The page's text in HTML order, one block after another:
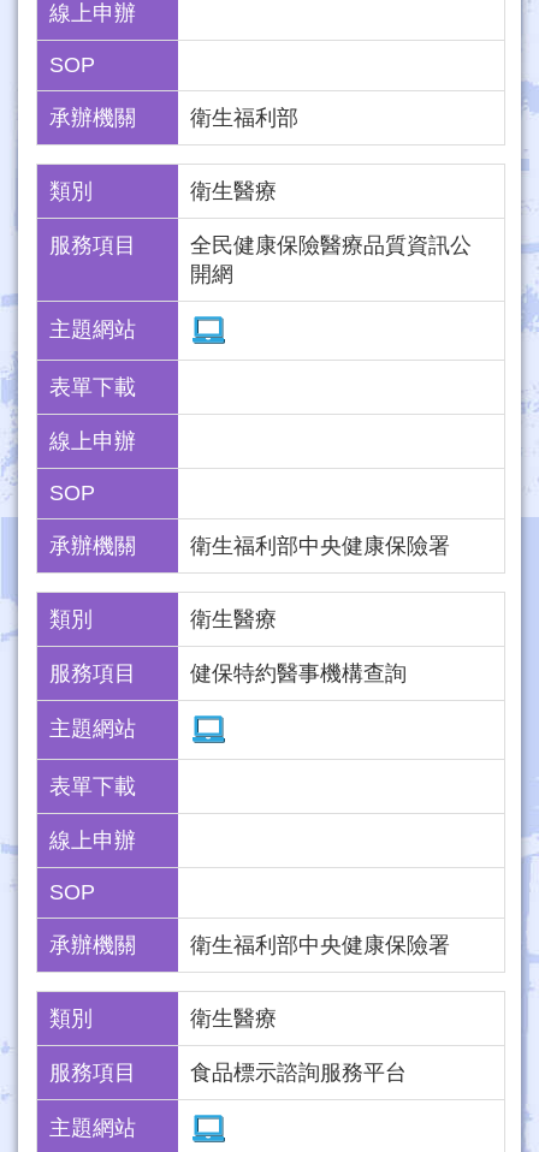
線上申辦
SOP
承辦機關 衛生福利部
類別 衛生醫療
服務項目
全民健康保險醫療品質資訊公
開網
主題網站
表單下載
線上申辦
SOP
承辦機關 衛生福利部中央健康保險署
類別 衛生醫療
服務項目 健保特約醫事機構查詢
主題網站
表單下載
線上申辦
SOP
承辦機關 衛生福利部中央健康保險署
類別 衛生醫療
服務項目 食品標示諮詢服務平台
主題網站